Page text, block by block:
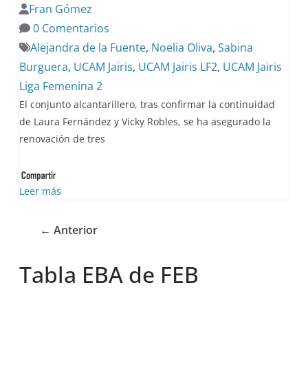
Fran Gómez
0 Comentarios
Alejandra de la Fuente, Noelia Oliva,Sabina
Burguera, UCAM Jairis, UCAM Jairis LF2, UCAM Jairis
Liga Femenina 2
El conjunto alcantarillero, tras confirmar la continuidad
de Laura Fernández y Vicky Robles, se ha asegurado la
renovación de tres
Leer más
← Anterior
Tabla EBA de FEB